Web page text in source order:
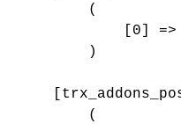
        (
[0] =>
        )
        (